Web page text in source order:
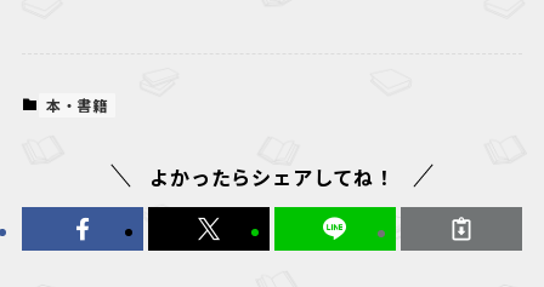
本・書籍
よかったらシェアしてね！